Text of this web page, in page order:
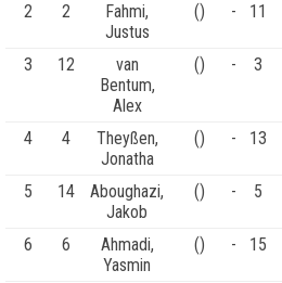
2 2
Fahmi,
Justus
() - 11
3 12
van
Bentum,
Alex
() - 3
4 4
Theyßen,
Jonatha
() - 13
5 14
Aboughazi,
Jakob
() - 5
6 6
Ahmadi,
Yasmin
() - 15